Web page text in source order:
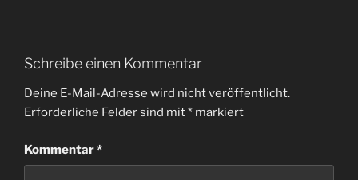
Schreibe einen Kommentar
Deine E-Mail-Adresse wird nicht veröffentlicht.
Erforderliche Felder sind mit* markiert
Kommentar*